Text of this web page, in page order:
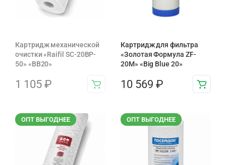
Картридж механической
очистки «Raifil SC-20BP-
50» «BB20»
1 105 ₽
Картридж для фильтра
«Золотая Формула ZF-
20М» «Big Blue 20»
10 569 ₽
ОПТ ВЫГОДНЕЕ ОПТ ВЫГОДНЕЕ